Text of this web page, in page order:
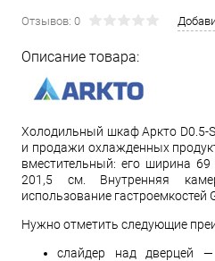
Отзывов: 0
Описание товара:
Холодильный шкаф Аркто D0.5-
и продажи охлажденных
вместительный: его ширина
201,5 см. Внутренняя
использование гастроемкостей
Нужно отметить следующие
слайдер над дверцей